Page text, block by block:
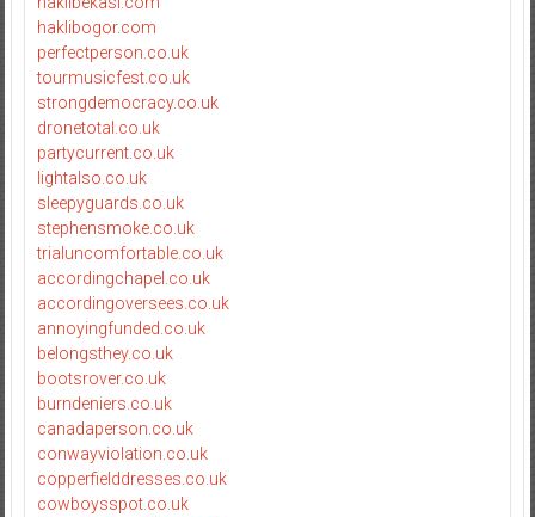
haklibogor.com
perfectperson.co.uk
tourmusicfest.co.uk
strongdemocracy.co.uk
dronetotal.co.uk
partycurrent.co.uk
lightalso.co.uk
sleepyguards.co.uk
stephensmoke.co.uk
trialuncomfortable.co.uk
accordingchapel.co.uk
accordingoversees.co.uk
annoyingfunded.co.uk
belongsthey.co.uk
bootsrover.co.uk
burndeniers.co.uk
canadaperson.co.uk
conwayviolation.co.uk
copperfielddresses.co.uk
cowboysspot.co.uk